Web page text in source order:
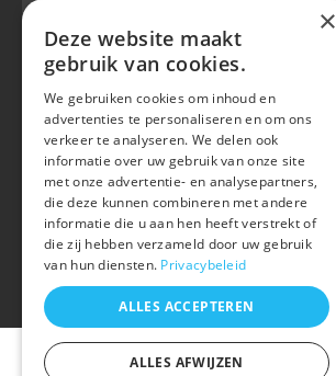
Elke weekdag open: 9u-12u & 13-16u
Volg ons op
×
Deze website maakt
gebruik van cookies.
We gebruiken cookies om inhoud en
advertenties te personaliseren en om ons
verkeer te analyseren. We delen ook
informatie over uw gebruik van onze site
met onze advertentie- en analysepartners,
die deze kunnen combineren met andere
informatie die u aan hen heeft verstrekt of
die zij hebben verzameld door uw gebruik
van hun diensten. Privacybeleid
ALLES ACCEPTEREN
ALLES AFWIJZEN